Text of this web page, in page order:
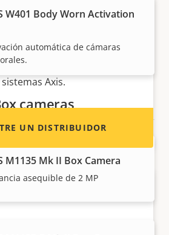
W401 Body Worn Activation
automática de cámaras
cameras
M1135 Mk II Box Camera
asequible de 2 MP
productos Axis?
en convertirse en
información de
de productos y
sistemas Axis.
UN DISTRIBUIDOR